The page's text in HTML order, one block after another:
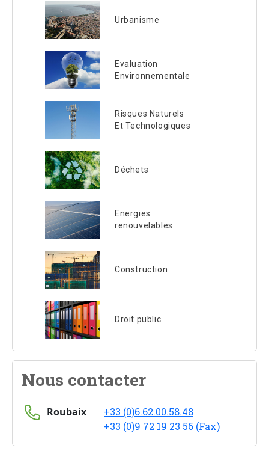
Urbanisme
Evaluation
Environnementale
Risques Naturels
Et Technologiques
Déchets
Energies
renouvelables
Construction
Droit public
Nous contacter
Roubaix
+33 (0)6.62.00.58.48
+33 (0)9 72 19 23 56 (Fax)